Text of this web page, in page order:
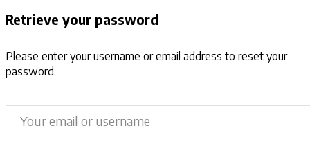
Retrieve your password
Please enter your username or email address to reset your
password.